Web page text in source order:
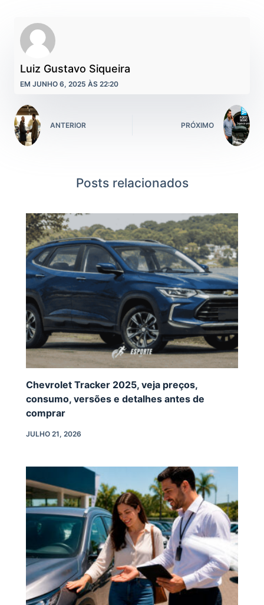
Luiz Gustavo Siqueira
EM JUNHO 6, 2025 ÀS 22:20
ANTERIOR PRÓXIMO
Posts relacionados
Chevrolet Tracker 2025, veja preços,
consumo, versões e detalhes antes de
comprar
JULHO 21, 2026